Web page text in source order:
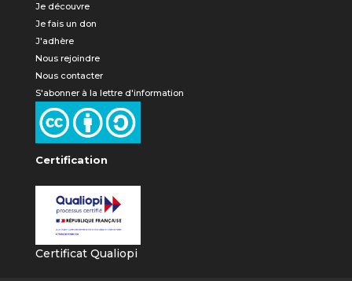
Je découvre
Je fais un don
J'adhère
Nous rejoindre
Nous contacter
S'abonner à la lettre d'information
Certification
Certificat Qualiopi